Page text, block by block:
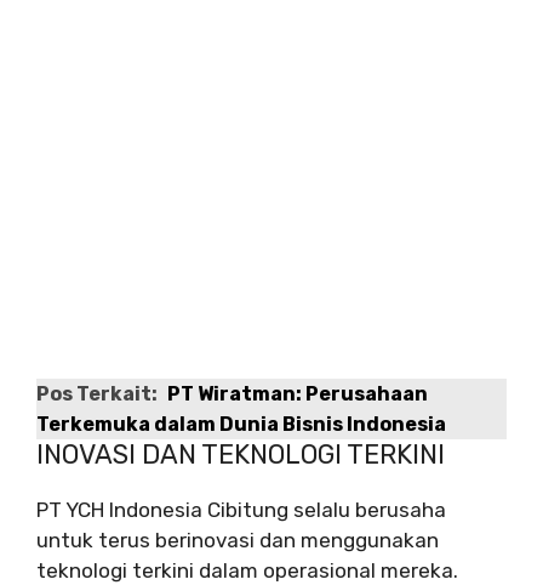
Pos Terkait:
PT Wiratman: Perusahaan
Terkemuka dalam Dunia Bisnis Indonesia
INOVASI DAN TEKNOLOGI TERKINI
PT YCH Indonesia Cibitung selalu berusaha
untuk terus berinovasi dan menggunakan
teknologi terkini dalam operasional mereka.